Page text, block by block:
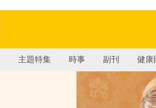
主題特集 時事 副刊 健康